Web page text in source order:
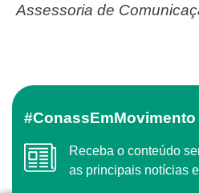
Assessoria de
#ConassEmMovimento
Receba o conteúdo semanal do Conass com
as principais notícias